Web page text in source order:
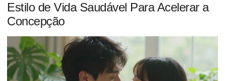
Estilo de Vida Saudável Para Acelerar a
Concepção